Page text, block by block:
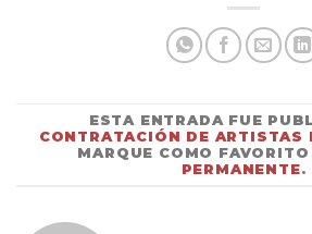
ESTA ENTRADA FUE
CONTRATACIÓN DE ARTISTAS
MARQUE COMO FAVORITO
PERMANENTE.